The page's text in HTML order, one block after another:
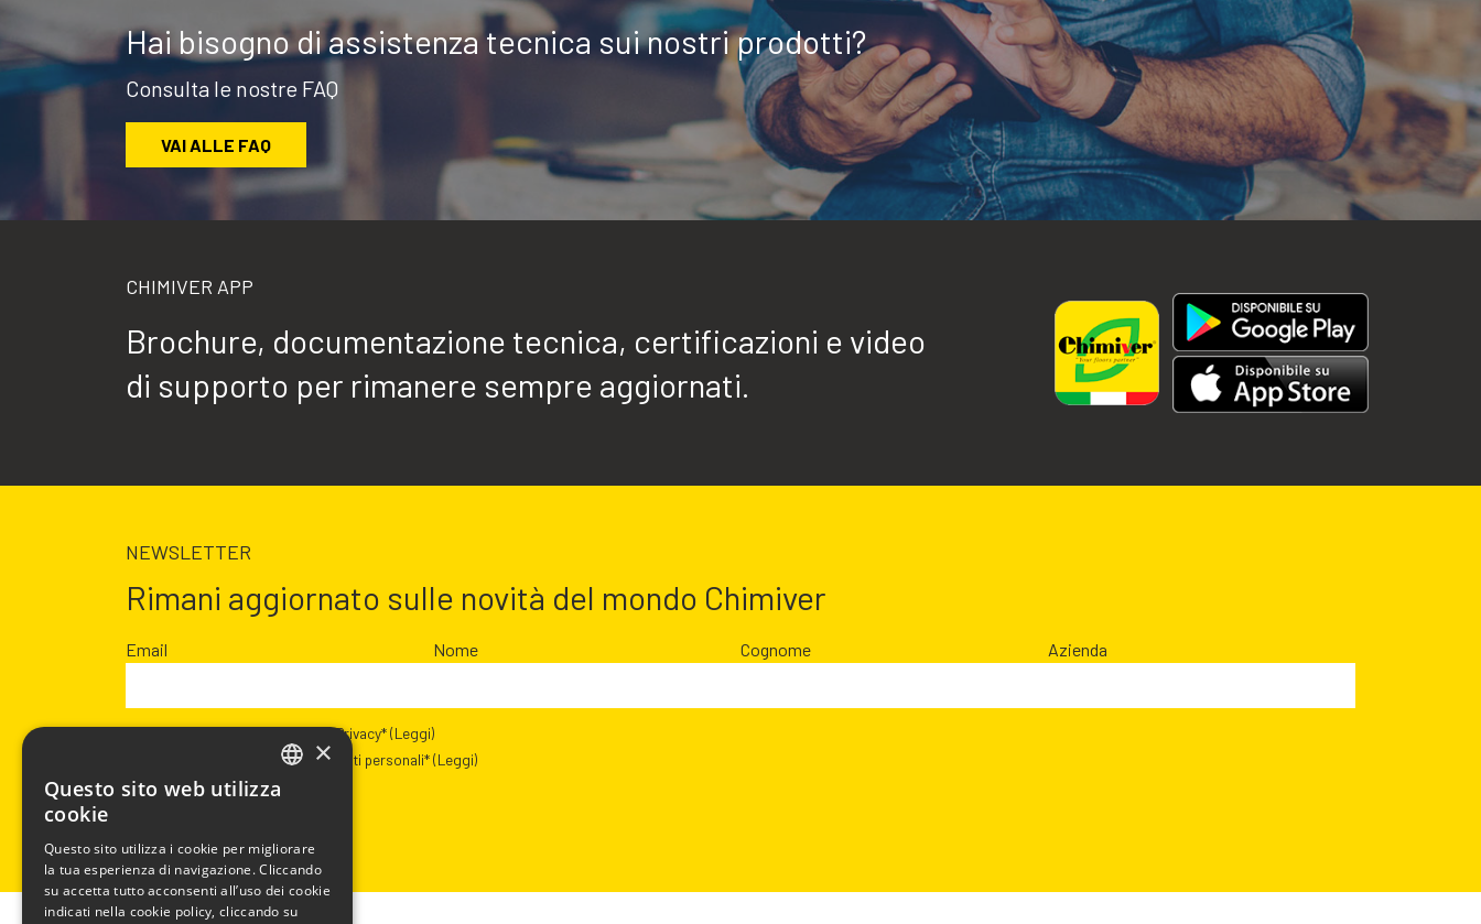
Hai bisogno di assistenza tecnica sui nostri prodotti?
Consulta le nostre FAQ
VAI ALLE FAQ
CHIMIVER APP
Brochure, documentazione tecnica, certificazioni e video
di supporto per rimanere sempre aggiornati.
NEWSLETTER
Rimani aggiornato sulle novità del mondo Chimiver
Email Nome Cognome Azienda
Presa visione dell’informativa Privacy*(Leggi)
Autorizzazione al trattamento dati personali*(Leggi)
FRENCH
SPANISH
×
Questo sito web utilizza
cookie
Questo sito utilizza i cookie per migliorare
la tua esperienza di navigazione. Cliccando
su accetta tutto acconsenti all’uso dei cookie
indicati nella cookie policy, cliccando su